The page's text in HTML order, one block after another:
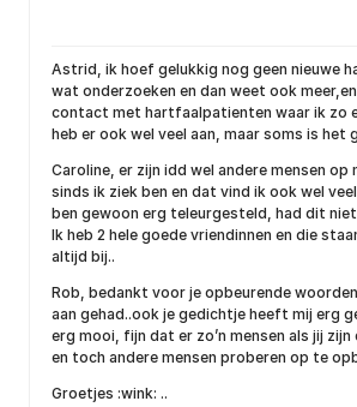
Astrid, ik hoef gelukkig nog geen nieuwe
wat onderzoeken en dan weet ook
contact met hartfaalpatienten waar ik zo
heb er ook wel veel aan, maar soms is het
Caroline, er zijn idd wel andere mensen op
sinds ik ziek ben en dat vind ik ook wel
ben gewoon erg teleurgesteld, had dit
Ik heb 2 hele goede vriendinnen en die
altijd bij..
Rob, bedankt voor je opbeurende
aan gehad..ook je gedichtje heeft mij erg
erg mooi, fijn dat er zo’n mensen als jij zijn
en toch andere mensen proberen op te
Groetjes :wink: ..